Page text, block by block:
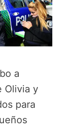
a
Olivia y
para